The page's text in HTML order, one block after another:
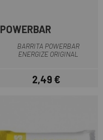
POWERBAR
BARRITA POWERBAR
ENERGIZE ORIGINAL
Precio
2,49 €